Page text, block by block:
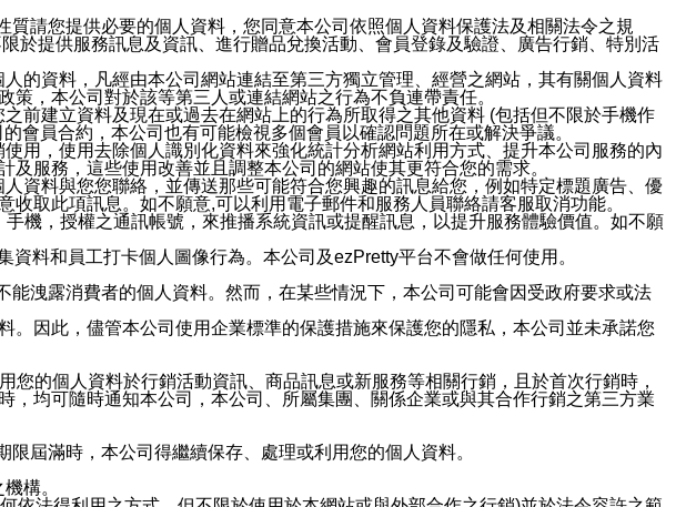
請您提供必要的個人資料，您同意本公司依照個人資料保護法及相關法令之規
於提供服務訊息及資訊、進行贈品兌換活動、會員登錄及驗證、廣告行銷、特別活
的資料，凡經由本公司網站連結至第三方獨立管理、經營之網站，其有關個人資料
，本公司對於該等第三人或連結網站之行為不負連帶責任。
前建立資料及現在或過去在網站上的行為所取得之其他資料 (包括但不限於手機作
員合約，本公司也有可能檢視多個會員以確認問題所在或解決爭議。
用，使用去除個人識別化資料來強化統計分析網站利用方式、提升本公司服務的內
服務，這些使用改善並且調整本公司的網站使其更符合您的需求。
資料與您您聯絡，並傳送那些可能符合您興趣的訊息給您，例如特定標題廣告、優
取此項訊息。如不願意,可以利用電子郵件和服務人員聯絡請客服取消功能。
機，授權之通訊帳號，來推播系統資訊或提醒訊息，以提升服務體驗價值。如不願
料和員工打卡個人圖像行為。本公司及ezPretty平台不會做任何使用。
洩露消費者的個人資料。然而，在某些情況下，本公司可能會因受政府要求或法
因此，儘管本公司使用企業標準的保護措施來保護您的隱私，本公司並未承諾您
的個人資料於行銷活動資訊、商品訊息或新服務等相關行銷，且於首次行銷時，
均可隨時通知本公司，本公司、所屬集團、關係企業或與其合作行銷之第三方業
屆滿時，本公司得繼續保存、處理或利用您的個人資料。
構。